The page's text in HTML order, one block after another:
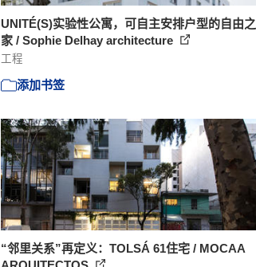
UNITÉ(S)实验性公寓，可自主安排户型的自由之
家 / Sophie Delhay architecture
工程
添加书签
“邻里关系”再定义：TOLSÁ 61住宅 / MOCAA